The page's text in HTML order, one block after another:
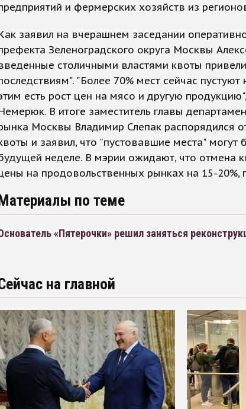
и фермерских хозяйств из
заявил на вчерашнем заседании
Зеленоградского округа Москвы
столичными властями квоты
"Более 70% мест сейчас пустуют
есть рост цен на мясо и другую
В итоге заместитель главы
Москвы Владимир Слепак распорядился
и заявил, что "пустовавшие места" могут
неделе. В мэрии ожидают, что отмена
на продовольственных рынках на 15-20%,
по теме
«Пятерочки» решил заняться
на главной